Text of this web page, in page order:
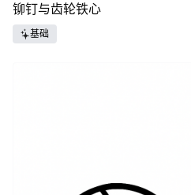
铆钉与齿轮铁心
基础